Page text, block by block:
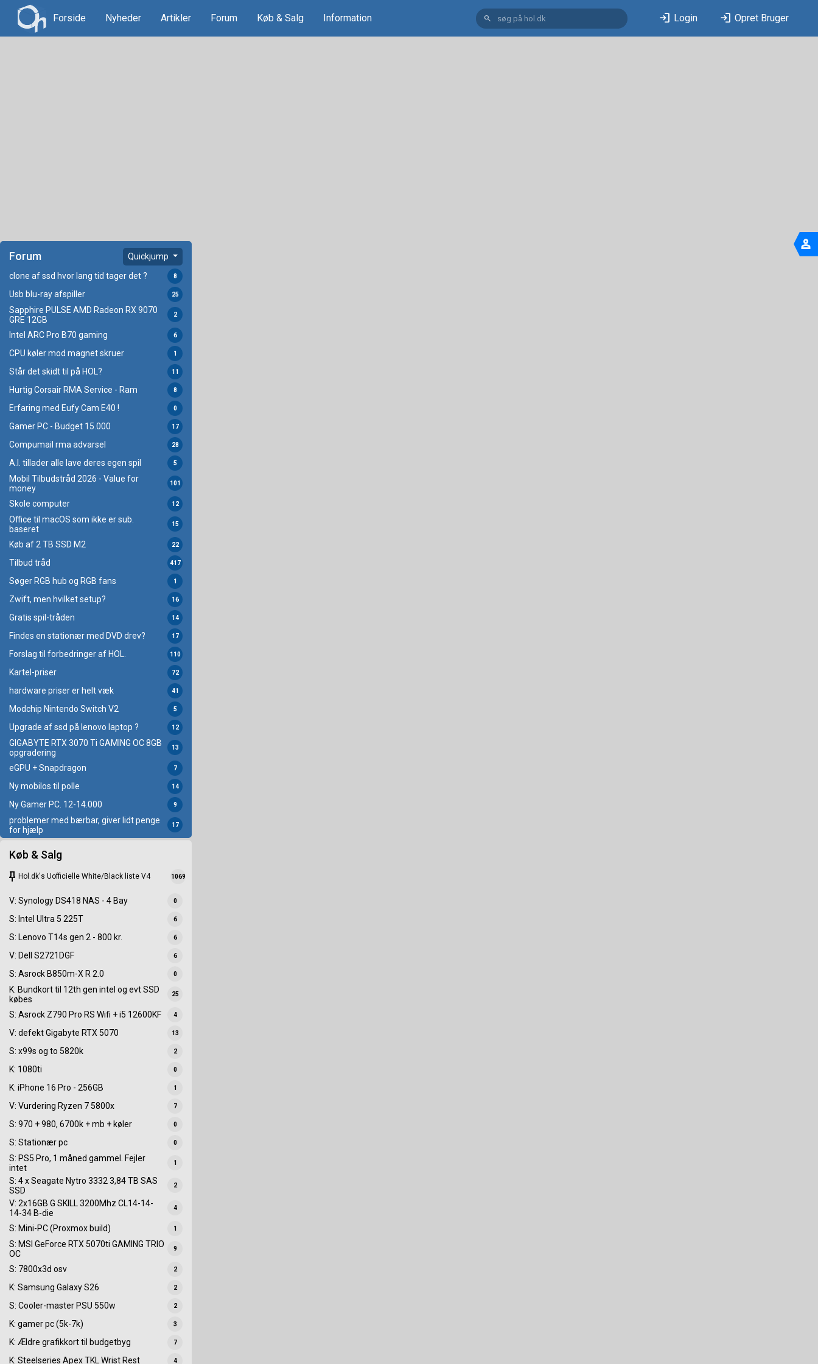
Forside Nyheder Artikler Forum Køb & Salg Information search login Login login Opret Bruger
Forum Quickjump
clone af ssd hvor lang tid tager det ? 8
Usb blu-ray afspiller 25
Sapphire PULSE AMD Radeon RX 9070
GRE 12GB
2
Intel ARC Pro B70 gaming 6
CPU køler mod magnet skruer 1
Står det skidt til på HOL? 11
Hurtig Corsair RMA Service - Ram 8
Erfaring med Eufy Cam E40 ! 0
Gamer PC - Budget 15.000 17
Compumail rma advarsel 28
A.I. tillader alle lave deres egen spil 5
Mobil Tilbudstråd 2026 - Value for
money
101
Skole computer 12
Office til macOS som ikke er sub.
baseret
15
Køb af 2 TB SSD M2 22
Tilbud tråd 417
Søger RGB hub og RGB fans 1
Zwift, men hvilket setup? 16
Gratis spil-tråden 14
Findes en stationær med DVD drev? 17
Forslag til forbedringer af HOL. 110
Kartel-priser 72
hardware priser er helt væk 41
Modchip Nintendo Switch V2 5
Upgrade af ssd på lenovo laptop ? 12
GIGABYTE RTX 3070 Ti GAMING OC 8GB
opgradering
13
eGPU + Snapdragon 7
Ny mobilos til polle 14
Ny Gamer PC. 12-14.000 9
problemer med bærbar, giver lidt penge
for hjælp
17
Køb & Salg
keep Hol.dk's Uofficielle White/Black liste V4 1069
V: Synology DS418 NAS - 4 Bay 0
S: Intel Ultra 5 225T 6
S: Lenovo T14s gen 2 - 800 kr. 6
V: Dell S2721DGF 6
S: Asrock B850m-X R 2.0 0
K: Bundkort til 12th gen intel og evt SSD
købes
25
S: Asrock Z790 Pro RS Wifi + i5 12600KF 4
V: defekt Gigabyte RTX 5070 13
S: x99s og to 5820k 2
K: 1080ti 0
K: iPhone 16 Pro - 256GB 1
V: Vurdering Ryzen 7 5800x 7
S: 970 + 980, 6700k + mb + køler 0
S: Stationær pc 0
S: PS5 Pro, 1 måned gammel. Fejler
intet
1
S: 4 x Seagate Nytro 3332 3,84 TB SAS
SSD
2
V: 2x16GB G SKILL 3200Mhz CL14-14-
14-34 B-die
4
S: Mini-PC (Proxmox build) 1
S: MSI GeForce RTX 5070ti GAMING TRIO
OC
9
S: 7800x3d osv 2
K: Samsung Galaxy S26 2
S: Cooler-master PSU 550w 2
K: gamer pc (5k-7k) 3
K: Ældre grafikkort til budgetbyg 7
K: Steelseries Apex TKL Wrist Rest 4
person